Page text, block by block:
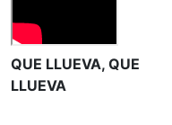
QUE LLUEVA, QUE
LLUEVA